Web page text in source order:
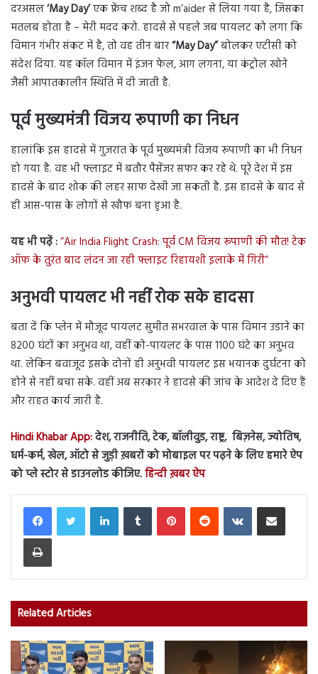
दरअसल‘May Day’एक फ्रेंच शब्द है जोm’aider से लिया गया है, जिसका
मतलब होता है – मेरी मदद करो. हादसे से पहले जब पायलट को लगा कि
विमान गंभीर संकट में है, तो वह तीन बार“May Day”बोलकर एटीसी को
संदेश दिया. यह कॉल विमान में इंजन फेल, आग लगना, या कंट्रोल खोने
जैसी आपातकालीन स्थिति में दी जाती है.
पूर्व मुख्यमंत्री विजय रूपाणी का निधन
हालांकि इस हादसे में गुजरात के पूर्व मुख्यमंत्री विजय रूपाणी का भी निधन
हो गया है. वह भी फ्लाइट में बतौर पैसेंजर सफर कर रहे थे. पूरे देश में इस
हादसे के बाद शोक की लहर साफ देखी जा सकती है. इस हादसे के बाद से
ही आस-पास के लोगों से खौफ बना हुआ है.
यह भी पढ़ें :“Air India Flight Crash: पूर्व CM विजय रूपाणी की मौत! टेक
ऑफ के तुरंत बाद लंदन जा रही फ्लाइट रिहायशी इलाके में गिरी”
अनुभवी पायलट भी नहीं रोक सके हादसा
बता दें कि प्लेन में मौजूद पायलट सुमीत सभरवाल के पास विमान उडाने का
8200 घंटों का अनुभव था, वहीं को-पायलट के पास 1100 घंटे का अनुभव
था. लेकिन बवाजूद इसके दोनों ही अनुभवी पायलट इस भयानक दुर्घटना को
होने से नहीं बचा सके. वहीं अब सरकार ने हादसे की जांच के आदेश दे दिए हैं
और राहत कार्य जारी है.
Hindi Khabar App:देश, राजनीति, टेक, बॉलीवुड, राष्ट्र, बिज़नेस, ज्योतिष,
धर्म-कर्म, खेल, ऑटो से जुड़ी ख़बरों को मोबाइल पर पढ़ने के लिए हमारे ऐप
को प्ले स्टोर से डाउनलोड कीजिए.हिन्दी ख़बर ऐप
LinkedInTumblr PinterestReddit VKontakteShare via Email
Print
Related Articles